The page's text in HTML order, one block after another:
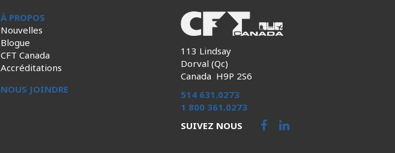
À PROPOS
Nouvelles
Blogue
CFT Canada
Accréditations
NOUS JOINDRE
113 Lindsay
Dorval (Qc)
Canada H9P 2S6
514 631.0273
1 800 361.0273
SUIVEZ NOUS